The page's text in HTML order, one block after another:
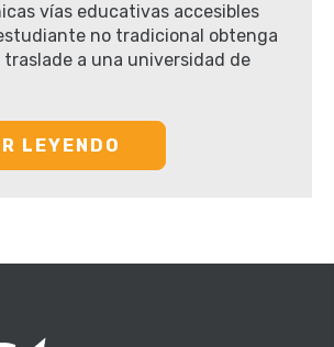
vías educativas accesibles
no tradicional obtenga
a una universidad de
LEYENDO